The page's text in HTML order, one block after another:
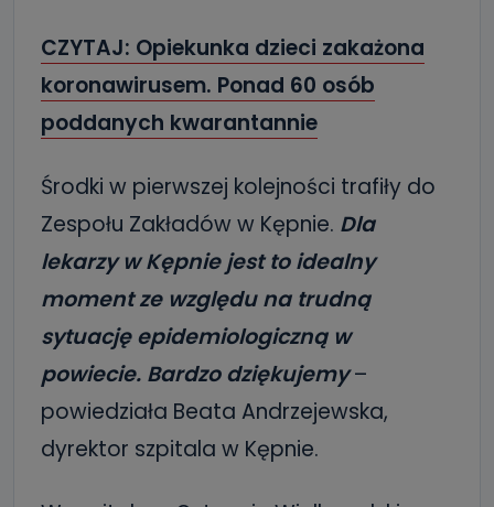
CZYTAJ: Opiekunka dzieci zakażona
koronawirusem. Ponad 60 osób
poddanych kwarantannie
Środki w pierwszej kolejności trafiły do
Zespołu Zakładów w Kępnie. Dla
lekarzy w Kępnie jest to idealny
moment ze względu na trudną
sytuację epidemiologiczną w
powiecie. Bardzo dziękujemy–
powiedziała Beata Andrzejewska,
dyrektor szpitala w Kępnie.